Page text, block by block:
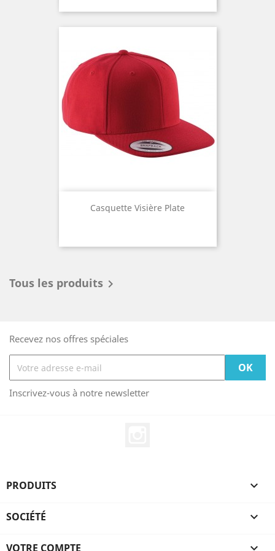
Casquette Visière Plate
Tous les produits 
Recevez nos offres spéciales
Inscrivez-vous à notre newsletter
PRODUITS 
SOCIÉTÉ 
VOTRE COMPTE